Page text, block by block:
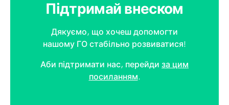
Підтримай внеском
Дякуємо, що хочеш допомогти
нашому ГО стабільно розвиватися!
Аби підтримати нас, перейди за цим
посиланням.